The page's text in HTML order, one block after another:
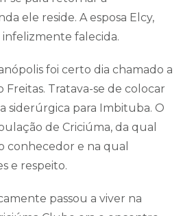
ele reside. A esposa Elcy,
falecida.
foi certo dia chamado a
Freitas. Tratava-se de colocar
siderúrgica para Imbituba. O
de Criciúma, da qual
conhecedor e na qual
e respeito.
passou a viver na